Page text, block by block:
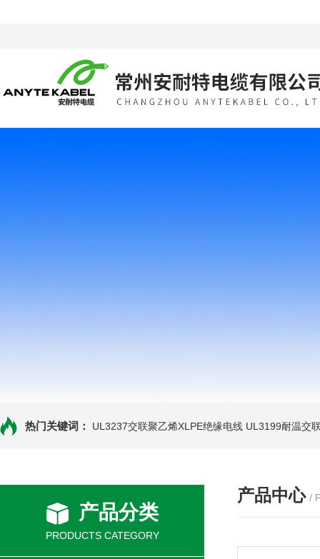
热门关键词： UL3237交联聚乙烯XLPE绝缘电线 UL3199耐温交
产品分类
PRODUCTS CATEGORY
产品中心 /